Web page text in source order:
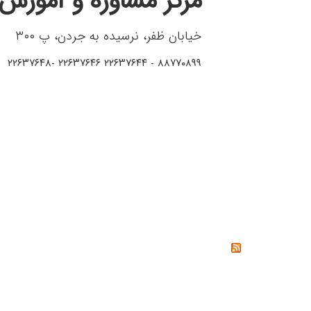
خیابان ظفر، نرسیده به جردن، پ ۳۰۰
۸۸۷۷۰۸۹۹ - ۲۲۶۳۷۶۴۴ ۲۲۶۳۷۶۴۶ -۲۲۶۳۷۶۴۸